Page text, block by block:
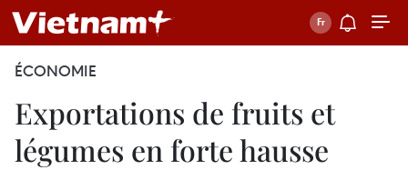
ÉCONOMIE
Exportations de fruits et
légumes en forte hausse